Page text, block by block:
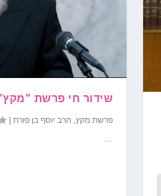
שידור חי פרשת
פרשת מקץ, הרב יוסף בן פורת|